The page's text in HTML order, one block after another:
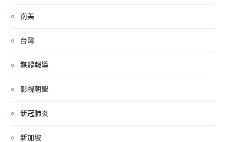
南美
台灣
媒體報導
影視朝聖
新冠肺炎
新加坡